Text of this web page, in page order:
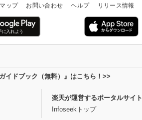
ップ お問い合わせ ヘルプ リリース情報
イドブック（無料）』はこちら！>>
楽天が運営するポータルサイト
Infoseekトップ